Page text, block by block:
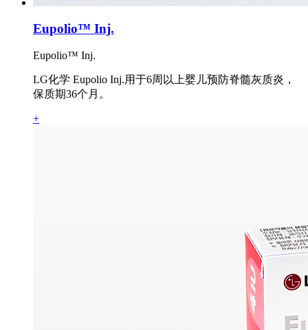
Eupolio™ Inj.
Eupolio™ Inj.
LG化学 Eupolio Inj.用于6周以上婴儿预防脊髓灰质炎，
保质期36个月。
+